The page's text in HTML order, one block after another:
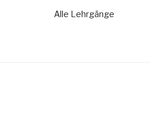
Alle Lehrgänge